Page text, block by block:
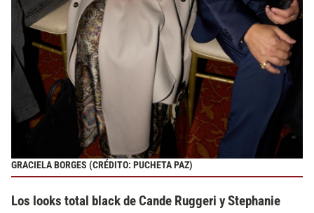
GRACIELA BORGES (CRÉDITO: PUCHETA PAZ)
Los looks total black de Cande Ruggeri y Stephanie